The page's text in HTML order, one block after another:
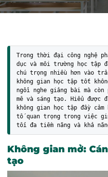
Trong thời đại công nghệ
dục và môi trường học tập
chú trọng nhiều hơn vào
không gian học tập tốt
ngồi nghe giảng bài mà
mê và sáng tạo. Hiểu
không gian học tập đầy
tố quan trọng trong việc
tối đa tiềm năng và khả
Không gian mở:
tạo